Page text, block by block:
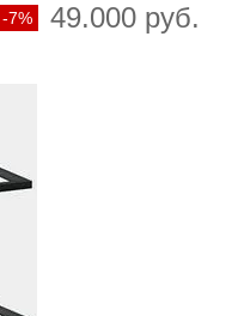
-7% 49.000 руб.